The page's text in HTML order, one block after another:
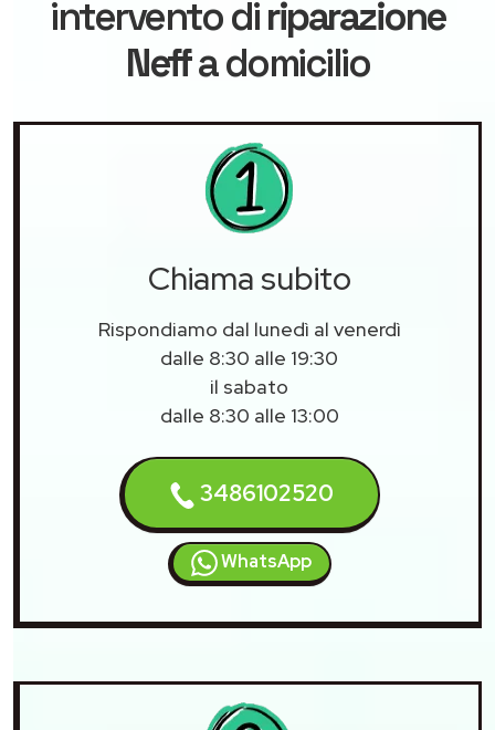
intervento diriparazione
Neffa domicilio
Chiama subito
Rispondiamo dal lunedì al venerdì
dalle 8:30 alle 19:30
il sabato
dalle 8:30 alle 13:00
3486102520
WhatsApp